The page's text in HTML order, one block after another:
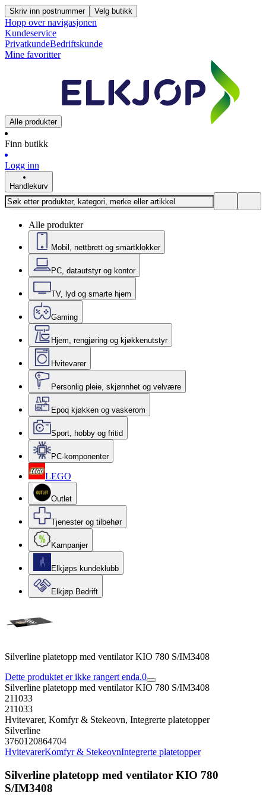
Skriv inn postnummer Velg butikk
Hopp over navigasjonen
Kundeservice
PrivatkundeBedriftskunde
Mine favoritter
Alle produkter
Finn butikk
Logg inn
Handlekurv
Alle produkter
Mobil, nettbrett og smartklokker
PC, datautstyr og kontor
TV, lyd og smarte hjem
Gaming
Hjem, rengjøring og kjøkkenutstyr
Hvitevarer
Personlig pleie, skjønnhet og velvære
Epoq kjøkken og vaskerom
Sport, hobby og fritid
PC-komponenter
LEGO
Outlet
Tjenester og tilbehør
Kampanjer
Elkjøps kundeklubb
Elkjøp Bedrift
Silverline platetopp med ventilator KIO 780 S/IM3408
Dette produktet er ikke rangert enda.0
Silverline platetopp med ventilator KIO 780 S/IM3408
211033
211033
Hvitevarer, Komfyr & Stekeovn, Integrerte platetopper
Silverline
3760120864704
HvitevarerKomfyr & StekeovnIntegrerte platetopper
Silverline platetopp med ventilator KIO 780
S/IM3408